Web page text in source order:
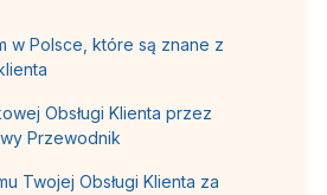
w Polsce, które są znane z
Obsługi Klienta przez
Przewodnik
Twojej Obsługi Klienta za